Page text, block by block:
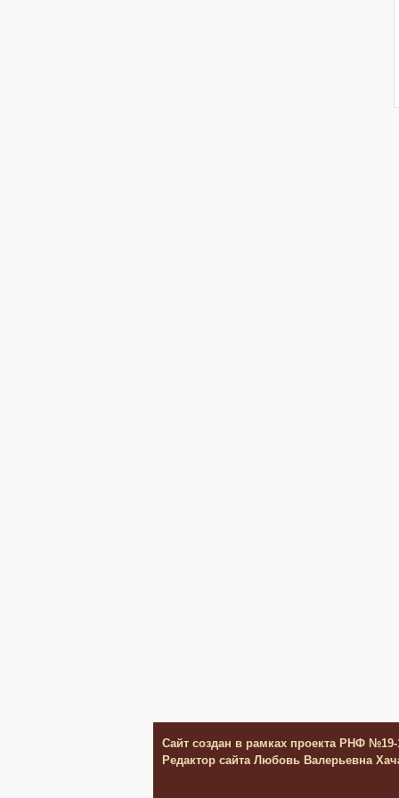
Сайт создан в рамках проекта РНФ №19-
Редактор сайта Любовь Валерьевна